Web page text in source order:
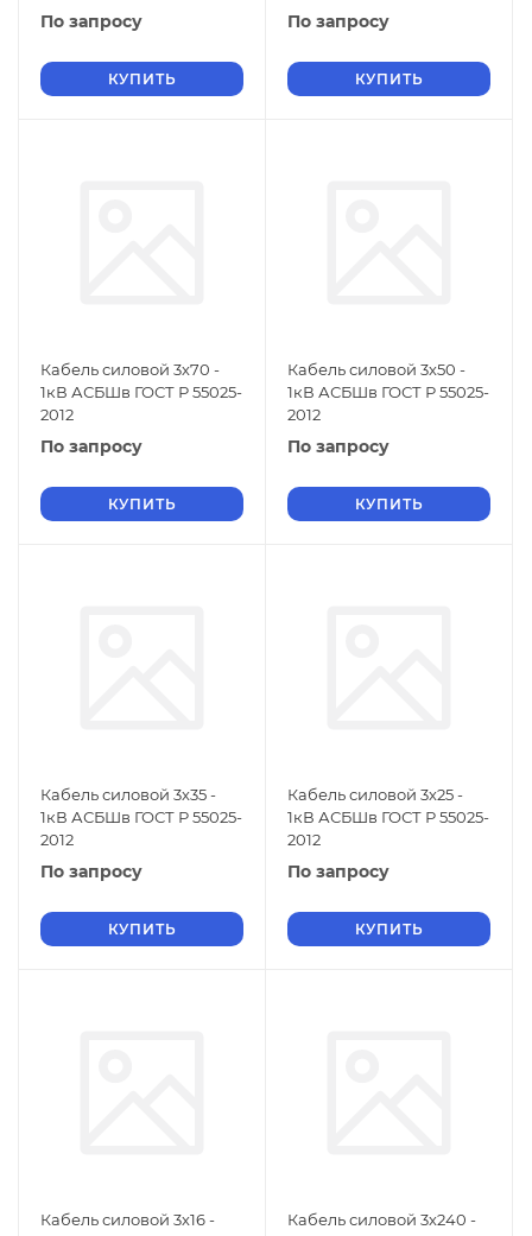
По запросу
КУПИТЬ
По запросу
КУПИТЬ
Кабель силовой 3х70 -
1кВ АСБШв ГОСТ Р 55025-
2012
По запросу
КУПИТЬ
Кабель силовой 3х50 -
1кВ АСБШв ГОСТ Р 55025-
2012
По запросу
КУПИТЬ
Кабель силовой 3х35 -
1кВ АСБШв ГОСТ Р 55025-
2012
По запросу
КУПИТЬ
Кабель силовой 3х25 -
1кВ АСБШв ГОСТ Р 55025-
2012
По запросу
КУПИТЬ
Кабель силовой 3х16 -
Кабель силовой 3х240 -